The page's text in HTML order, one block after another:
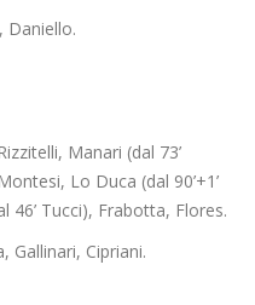
Daniello.
Manari (dal 73’
Lo Duca (dal 90’+1’
46’ Tucci), Frabotta, Flores.
Gallinari, Cipriani.